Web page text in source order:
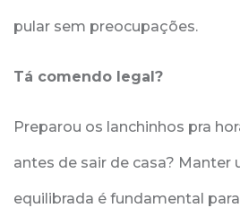
pular sem preocupações.
Tá comendo legal?
Preparou os lanchinhos pra
antes de sair de casa? Manter
equilibrada é fundamental